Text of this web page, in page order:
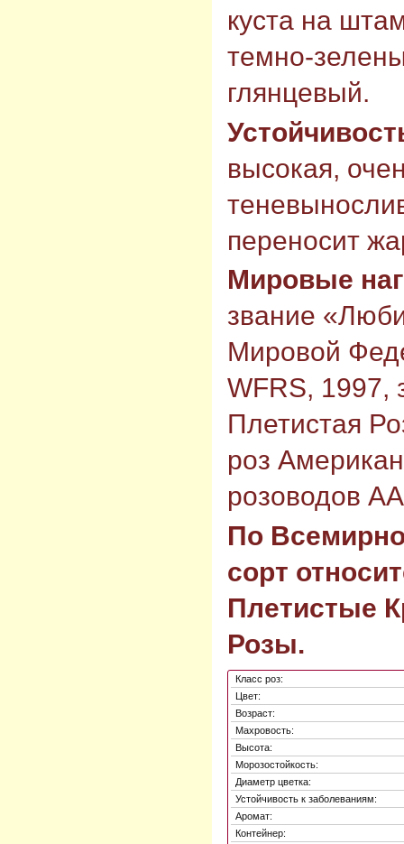
куста на
темно-
глянцевый.
высокая,
переносит
Мировые
звание
Мировой
WFRS, 1997,
Плетистая
роз
розоводов
По
сорт
Плетистые
Розы.
Класс роз:
Цвет:
Возраст:
Махровость:
Высота:
Морозостойкость:
Диаметр цветка:
Устойчивость к заболеваниям:
Аромат:
Контейнер: